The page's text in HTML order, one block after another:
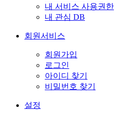
내 서비스 사용권한
내 관심 DB
회원서비스
회원가입
로그인
아이디 찾기
비밀번호 찾기
설정